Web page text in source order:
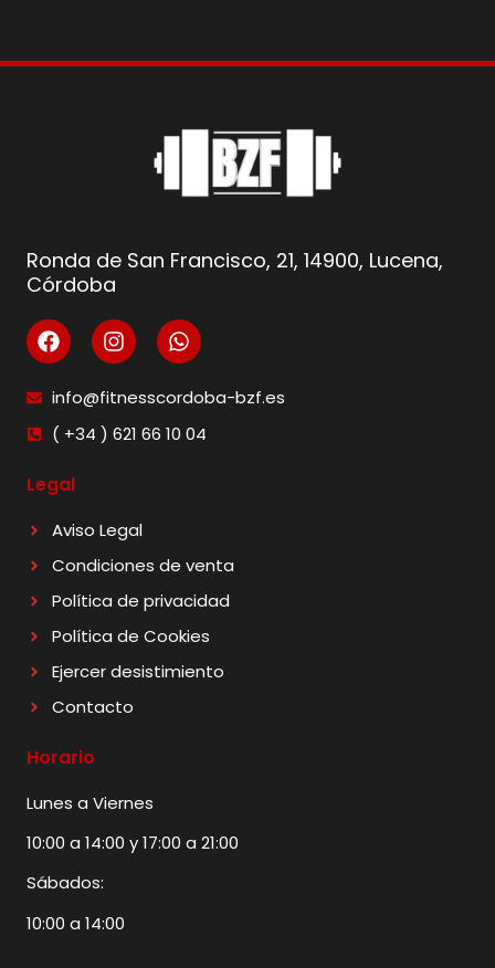
Ronda de San Francisco, 21, 14900, Lucena,
Córdoba
info@fitnesscordoba-bzf.es
( +34 ) 621 66 10 04
Legal
Aviso Legal
Condiciones de venta
Política de privacidad
Política de Cookies
Ejercer desistimiento
Contacto
Horario
Lunes a Viernes
10:00 a 14:00 y 17:00 a 21:00
Sábados:
10:00 a 14:00